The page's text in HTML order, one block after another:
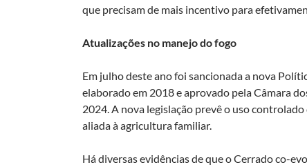
que precisam de mais incentivo para
Atualizações no manejo do fogo
Em julho deste ano foi sancionada a nova
elaborado em 2018 e aprovado pela Câmara
2024. A nova legislação prevê o uso
aliada à agricultura familiar.
Há diversas evidências de que o Cerrado co-